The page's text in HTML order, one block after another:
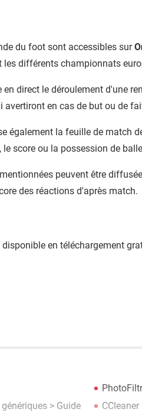
du foot sont accessibles sur
différents championnats
direct le déroulement d'une
en cas de but ou de
également la feuille de match
score ou la possession de balle
peuvent être
des réactions d'après match.
disponible en téléchargement
> Guide CCleaner